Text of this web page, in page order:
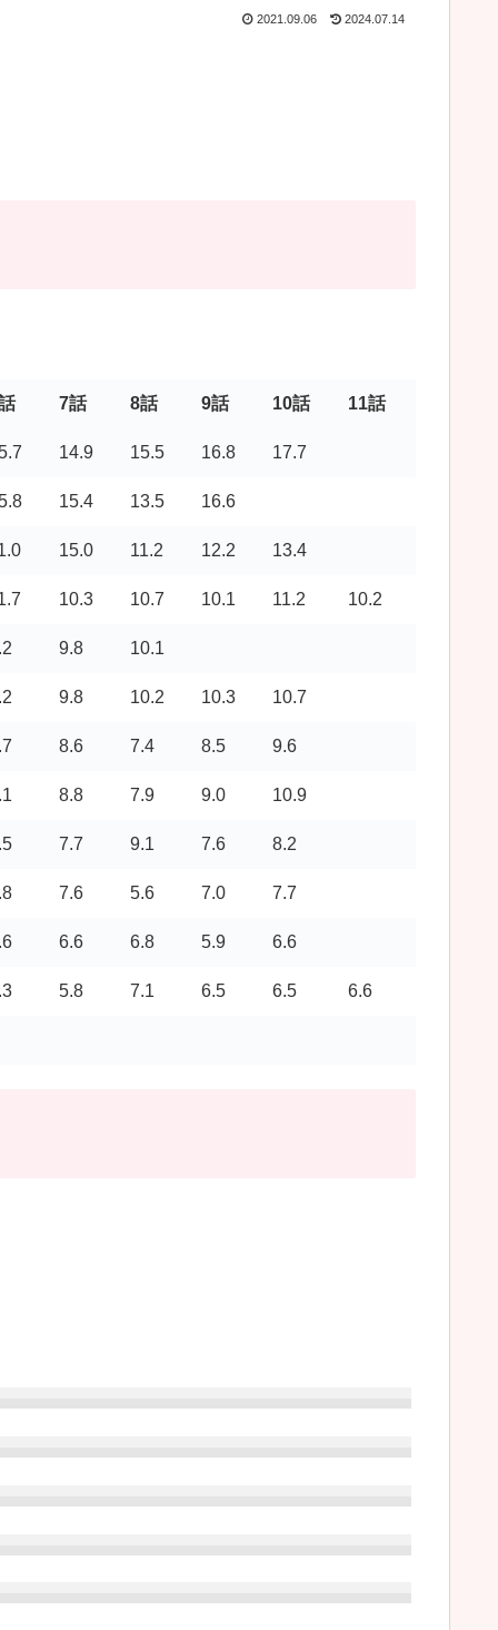
2021.09.06 2024.07.14
7話 8話 9話 10話 11話
14.9 15.5 16.8 17.7
15.4 13.5 16.6
15.0 11.2 12.2 13.4
10.3 10.7 10.1 11.2 10.2
9.8 10.1
9.8 10.2 10.3 10.7
8.6 7.4 8.5 9.6
8.8 7.9 9.0 10.9
7.7 9.1 7.6 8.2
7.6 5.6 7.0 7.7
6.6 6.8 5.9 6.6
5.8 7.1 6.5 6.5 6.6